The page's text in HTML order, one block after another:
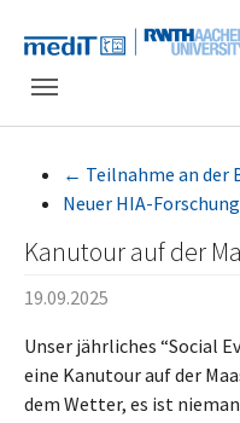
← Teilnahme an der
Neuer HIA-
Kanutour auf der
19.09.2025
Unser jährliches “Social
eine Kanutour auf der
dem Wetter, es ist